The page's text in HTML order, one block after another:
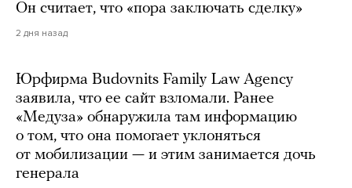
Он считает, что «пора заключать сделку»
2 дня назад
Юрфирма Budovnits Family Law Agency
заявила, что ее сайт взломали. Ранее
«Медуза» обнаружила там информацию
о том, что она помогает уклоняться
от мобилизации — и этим занимается дочь
генерала